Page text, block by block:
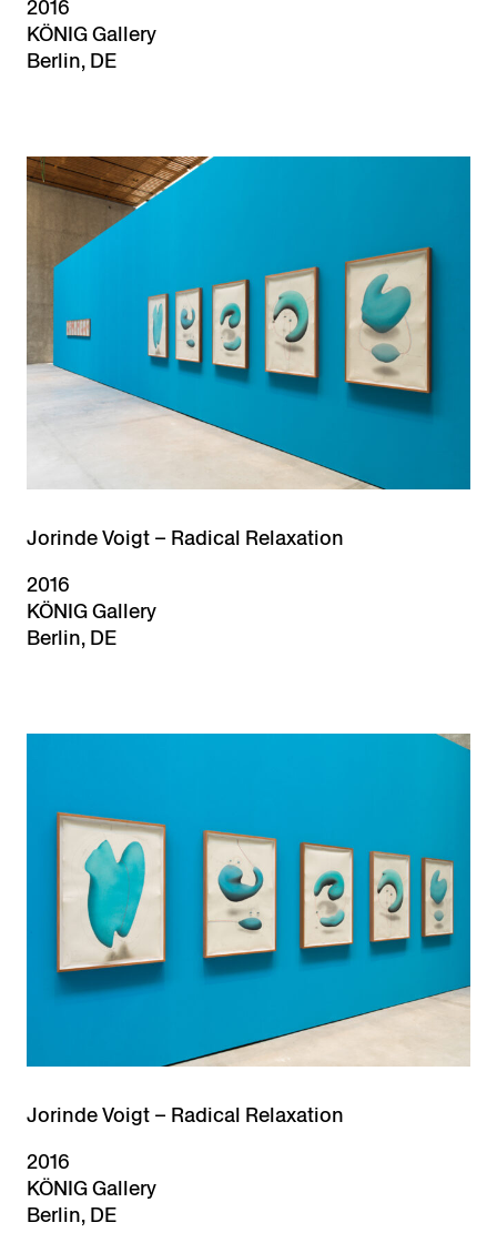
2016
KÖNIG Gallery
Berlin, DE
Jorinde Voigt – Radical Relaxation
2016
KÖNIG Gallery
Berlin, DE
Jorinde Voigt – Radical Relaxation
2016
KÖNIG Gallery
Berlin, DE